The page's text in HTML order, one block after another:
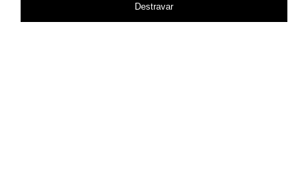
Destravar